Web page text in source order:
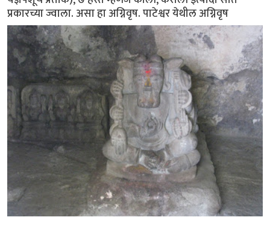
प्रकारच्या ज्वाला. असा हा अग्निवृष. पाटेश्वर येथील अग्निवृष